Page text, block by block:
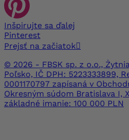
Inšpirujte sa ďalej
Pinterest
Prejsť na začiatok
© 2026 - FBSK sp. z o.o., Żytnia
Poľsko, IČ DPH: 5223333899,
0001170797 zapísaná v
Okresným súdom Bratislava I,
základné imanie: 100 000 PLN